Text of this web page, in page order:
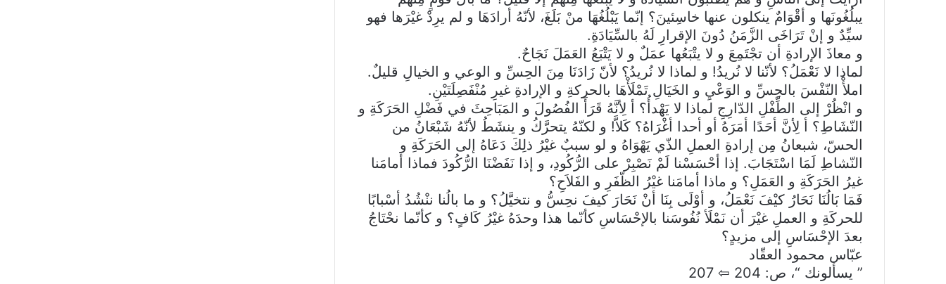
يبلُغُونَها و أقْوَامٌ ينكلون عنها خاسِئينَ؟ إنّما يَبْلُغُهَا منْ بَلَغَ، لأنّهُ أرادَهَا و لم يرِدْ غيْرَها فهو
سيِّدٌ و إنْ تَرَاخَى الزَّمَنُ دُونَ الإقرارِ لَهُ بالسِّيَادَةِ.
و معاذَ الإرادةِ أن تجْتَمِعَ و لا يتْبَعُها عمَلٌ و لا يَتْبَعُ العَمَلَ نَجَاحٌ.
لماذا لا نَعْمَلُ؟ لأنّنا لا نُريدُ! و لماذا لا نُريدُ؟ لأنّ زَادَنَا مِنَ الحِسِّ و الوعي و الخيالِ قليلٌ.
املأْ النّفْسَ بالحِسِّ و الوَعْيِ و الخَيَالِ تَمْلَأْهَا بالحركةِ و الإرادةِ غيرِ مُنْفَصِلَتَيْنِ.
و انْظُرْ إلى الطِّفْلِ الدّارِجِ لماذا لا يَهْدأُ؟ أ لِأنَّهُ قَرَأَ الفُصُولَ و المَبَاحِثَ في فَضْلِ الحَرَكَةِ و
النّشَاطِ؟ أ لِأنَّ أحَدًا أمَرَهُ أو أحدا أغْرَاهُ؟ كَلاَّ! و لكنّهُ يتحرَّكُ و ينشَطُ لأنّهُ شَبْعَانُ من
الحسّ، شبعانُ مِن إرادةِ العملِ الذّي يَهْوَاهُ و لو سببٌ غيْرُ ذلِكَ دَعَاهُ إلى الحَرَكَةِ و
النّشاطِ لَمَا اسْتَجَابَ. إذا أحْسَسْنا لَمْ نَصْبِرْ على الرُّكُودِ، و إذا نَفَضْنَا الرُّكُودَ فماذا أمامَنا
غيرُ الحَرَكَةِ و العَمَلِ؟ و ماذا أمامَنا غيْرُ الظّفَرِ و الفَلاَحِ؟
فَمَا بَالُنَا نَحَارُ كيْفَ نَعْمَلُ، و أوْلَى بِنَا أنْ نَحَارَ كيفَ نحِسُّ و نتخيَّلُ؟ و ما بالُنا ننْشُدُ أسْبابًا
للحركَةِ و العملِ غيْرَ أن نَمْلَأ نُفُوسَنا بالإحْسَاسِ كأنّما هذا وحدَهُ غيْرُ كَافٍ؟ و كأنّما نحْتَاجُ
بعدَ الإحْسَاسِ إلى مزيدٍ؟
عبّاس محمود العقّاد
” يسألونك “، ص: 204 ⇦ 207